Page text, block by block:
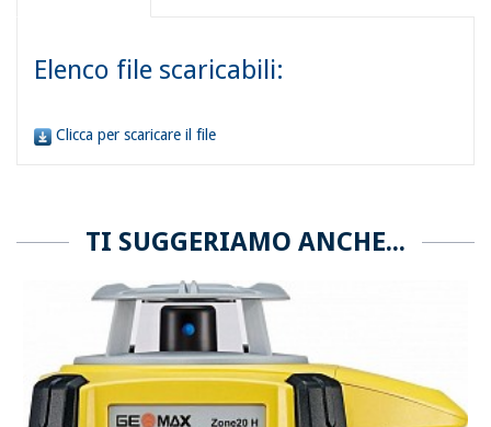
Elenco file scaricabili:
Clicca per scaricare il file
TI SUGGERIAMO ANCHE...